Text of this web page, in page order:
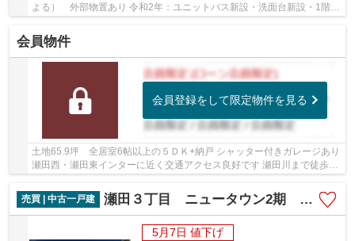
よる） 外部物置あり 令和2年：ユニットバス新設・洗面台新設・1階フ
会員物件
会員登録をして限定物件を見る
土地65.9坪 全居室6帖以上の５ＤＫ+納戸 シャッター付きガレージあり
瀬田西・瀬田東インターに近く交通アクセス良好です 瀬田川まで徒歩8
分ですので、遊歩道での散歩やジョギングも...
売買 | 中古一戸建
瀬田３丁目 ニュータウン2期 分譲2区画2号地
5月7日 値下げ